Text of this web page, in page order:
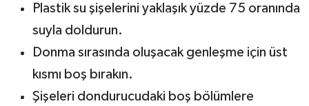
Plastik su şişelerini yaklaşık yüzde 75 oranında
suyla doldurun.
Donma sırasında oluşacak genleşme için üst
kısmı boş bırakın.
Şişeleri dondurucudaki boş bölümlere